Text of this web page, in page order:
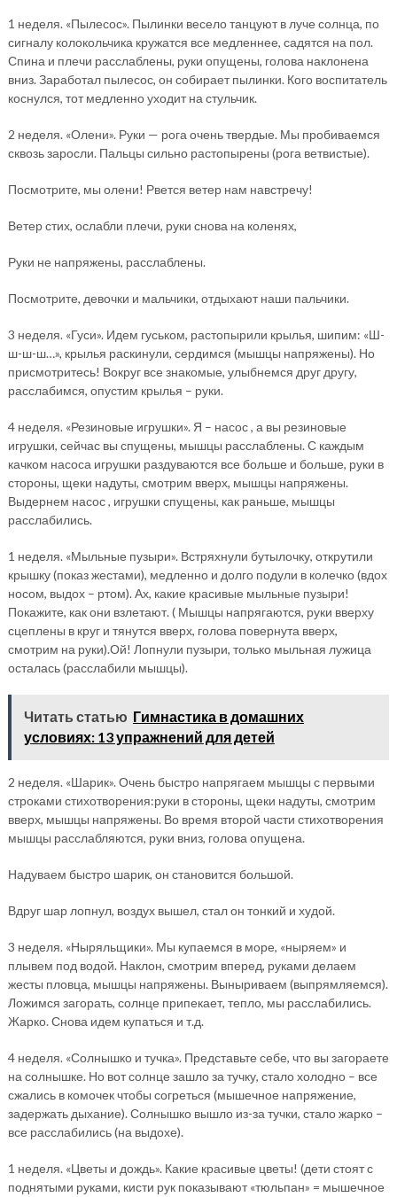
1 неделя. «Пылесос». Пылинки весело танцуют в луче солнца, по
сигналу колокольчика кружатся все медленнее, садятся на пол.
Спина и плечи расслаблены, руки опущены, голова наклонена
вниз. Заработал пылесос, он собирает пылинки. Кого воспитатель
коснулся, тот медленно уходит на стульчик.
2 неделя. «Олени». Руки — рога очень твердые. Мы пробиваемся
сквозь заросли. Пальцы сильно растопырены (рога ветвистые).
Посмотрите, мы олени! Рвется ветер нам навстречу!
Ветер стих, ослабли плечи, руки снова на коленях,
Руки не напряжены, расслаблены.
Посмотрите, девочки и мальчики, отдыхают наши пальчики.
3 неделя. «Гуси». Идем гуськом, растопырили крылья, шипим: «Ш-
ш-ш-ш…», крылья раскинули, сердимся (мышцы напряжены). Но
присмотритесь! Вокруг все знакомые, улыбнемся друг другу,
расслабимся, опустим крылья – руки.
4 неделя. «Резиновые игрушки». Я – насос , а вы резиновые
игрушки, сейчас вы спущены, мышцы расслаблены. С каждым
качком насоса игрушки раздуваются все больше и больше, руки в
стороны, щеки надуты, смотрим вверх, мышцы напряжены.
Выдернем насос , игрушки спущены, как раньше, мышцы
расслабились.
1 неделя. «Мыльные пузыри». Встряхнули бутылочку, открутили
крышку (показ жестами), медленно и долго подули в колечко (вдох
носом, выдох – ртом). Ах, какие красивые мыльные пузыри!
Покажите, как они взлетают. ( Мышцы напрягаются, руки вверху
сцеплены в круг и тянутся вверх, голова повернута вверх,
смотрим на руки).Ой! Лопнули пузыри, только мыльная лужица
осталась (расслабили мышцы).
Читать статью Гимнастика в домашних
условиях: 13 упражнений для детей
2 неделя. «Шарик». Очень быстро напрягаем мышцы с первыми
строками стихотворения:руки в стороны, щеки надуты, смотрим
вверх, мышцы напряжены. Во время второй части стихотворения
мышцы расслабляются, руки вниз, голова опущена.
Надуваем быстро шарик, он становится большой.
Вдруг шар лопнул, воздух вышел, стал он тонкий и худой.
3 неделя. «Ныряльщики». Мы купаемся в море, «ныряем» и
плывем под водой. Наклон, смотрим вперед, руками делаем
жесты пловца, мышцы напряжены. Выныриваем (выпрямляемся).
Ложимся загорать, солнце припекает, тепло, мы расслабились.
Жарко. Снова идем купаться и т.д.
4 неделя. «Солнышко и тучка». Представьте себе, что вы загораете
на солнышке. Но вот солнце зашло за тучку, стало холодно – все
сжались в комочек чтобы согреться (мышечное напряжение,
задержать дыхание). Солнышко вышло из-за тучки, стало жарко –
все расслабились (на выдохе).
1 неделя. «Цветы и дождь». Какие красивые цветы! (дети стоят с
поднятыми руками, кисти рук показывают «тюльпан» = мышечное